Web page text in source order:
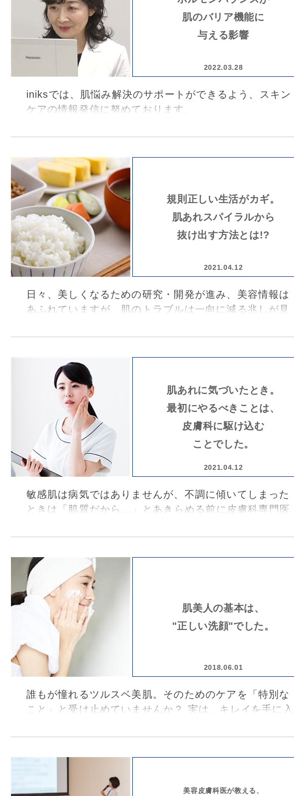
エイジングケアの視点から、紫外線ケアとバリア機能ケ
アについてお話を伺いました。
肌のバリア機能に
与える影響
2022.03.28
iniksでは、肌悩み解決のサポートができるよう、スキン
ケアの情報発信に努めております。
2022年2月22日、オンラインにて皮膚科専門医によるス
講師に銀座スキンクリニック 院長 坪内利江子先生を
お迎えし、ホルモンバランスが肌のバリア機能に与える
影響をテーマに、ホルモンバランスの変化とうまくつき
あうライフスタイル・スキンケアのポイントをお聞きし
ました。その様子をレポートします。
規則正しい生活がカギ。
肌あれスパイラルから
抜け出す方法とは!?
2021.04.12
日々、美しくなるための研究・開発が進み、美容情報は
あふれていますが、肌のトラブルは一向に減る兆しが見
ちは何を選択すればいいのでしょうか？ 美容・ファッシ
「銀座スキンクリニック」の坪内利江子院長に、敏感肌
のケアについてうかがいました。
肌あれに気づいたとき。
最初にやるべきことは、
皮膚科に駆け込む
ことでした。
2021.04.12
敏感肌は病気ではありませんが、不調に傾いてしまった
ときは「肌質だから...」とあきらめる前に皮膚科専門医
「銀座スキンクリニック」の坪内利江子院長。原因に合
かもしれません。
肌美人の基本は、
"正しい洗顔"でした。
2018.06.01
誰もが憧れるツルスベ美肌。そのためのケアを「特別な
こと」と受け止めていませんか？ 実は、キレイを手に入
顔"にあります。そこで今回は、岡山県倉敷市の皮膚科
っていただきました。この機会に、ご自身の洗顔を一度
美容皮膚科医が教える、